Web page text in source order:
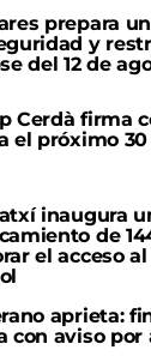
prepara
y
del 12 de
Cerdà firma
el próximo
inaugura
de
el acceso
aprieta:
con aviso